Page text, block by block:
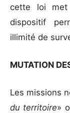
cette loi met
dispositif
illimité de
MUTATION
Les missions
du territoire»